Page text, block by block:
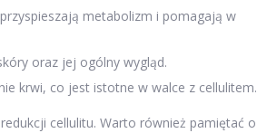
metabolizm i pomagają w
oraz jej ogólny wygląd.
krwi, co jest istotne w walce z cellulitem.
cellulitu. Warto również pamiętać o